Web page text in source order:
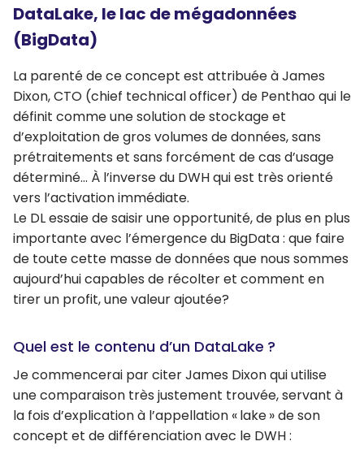
DataLake, le lac de mégadonnées
(BigData)
La parenté de ce concept est attribuée à James
Dixon, CTO (chief technical officer) de Penthao qui le
définit comme une solution de stockage et
d’exploitation de gros volumes de données, sans
prétraitements et sans forcément de cas d’usage
déterminé… À l’inverse du DWH qui est très orienté
vers l’activation immédiate.
Le DL essaie de saisir une opportunité, de plus en plus
importante avec l’émergence du BigData : que faire
de toute cette masse de données que nous sommes
aujourd’hui capables de récolter et comment en
tirer un profit, une valeur ajoutée?
Quel est le contenu d’un DataLake ?
Je commencerai par citer James Dixon qui utilise
une comparaison très justement trouvée, servant à
la fois d’explication à l’appellation « lake » de son
concept et de différenciation avec le DWH :